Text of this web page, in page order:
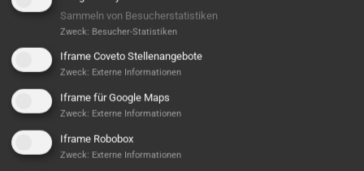
Hier ist noch was frei...
Sammeln von Besucherstatistiken
Zweck: Besucher-Statistiken
Iframe Coveto Stellenangebote
Zweck: Externe Informationen
Iframe für Google Maps
Zweck: Externe Informationen
Iframe Robobox
Zweck: Externe Informationen